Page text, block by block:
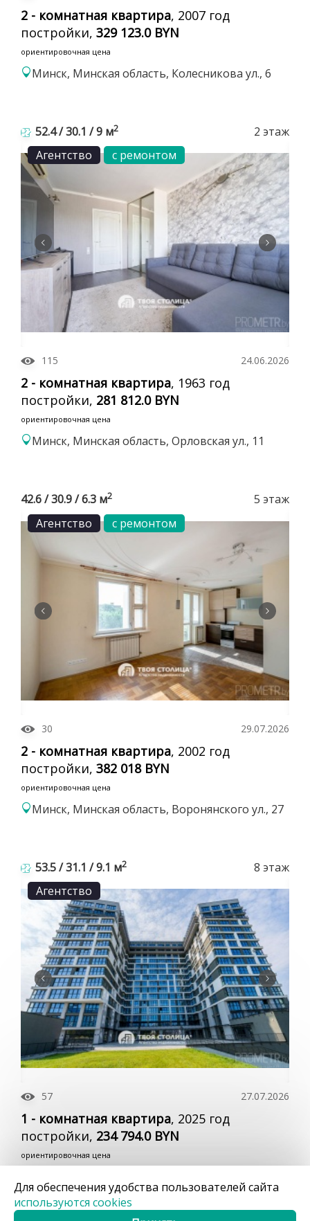
2 - комнатная квартира, 2007 год
постройки, 329 123.0 BYN
ориентировочная цена
Минск, Минская область, Колесникова ул., 6
52.4 / 30.1 / 9 м2
2 этаж
Агентство
с ремонтом
115 24.06.2026
2 - комнатная квартира, 1963 год
постройки, 281 812.0 BYN
ориентировочная цена
Минск, Минская область, Орловская ул., 11
42.6 / 30.9 / 6.3 м2
5 этаж
Агентство
с ремонтом
30 29.07.2026
2 - комнатная квартира, 2002 год
постройки, 382 018 BYN
ориентировочная цена
Минск, Минская область, Воронянского ул., 27
53.5 / 31.1 / 9.1 м2
8 этаж
Агентство
57 27.07.2026
1 - комнатная квартира, 2025 год
постройки, 234 794.0 BYN
ориентировочная цена
22
Для обеспечения удобства пользователей сайта
используются cookies